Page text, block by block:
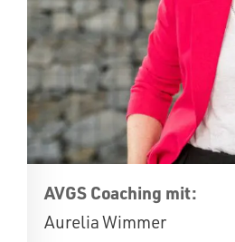
AVGS Coaching mit:
Aurelia Wimmer